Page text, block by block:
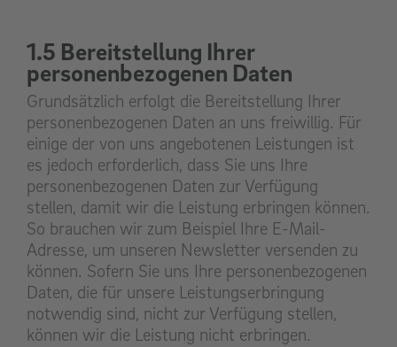
1.5 Bereitstellung Ihrer
personenbezogenen Daten
Grundsätzlich erfolgt die Bereitstellung Ihrer
personenbezogenen Daten an uns freiwillig. Für
einige der von uns angebotenen Leistungen ist
es jedoch erforderlich, dass Sie uns Ihre
personenbezogenen Daten zur Verfügung
stellen, damit wir die Leistung erbringen können.
So brauchen wir zum Beispiel Ihre E-Mail-
Adresse, um unseren Newsletter versenden zu
können. Sofern Sie uns Ihre personenbezogenen
Daten, die für unsere Leistungserbringung
notwendig sind, nicht zur Verfügung stellen,
können wir die Leistung nicht erbringen.